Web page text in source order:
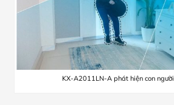
KX-A2011LN-A phát hiện con